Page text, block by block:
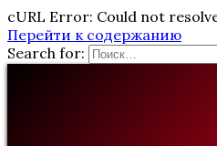
cURL Error: Could not
Перейти к содержанию
Search for: